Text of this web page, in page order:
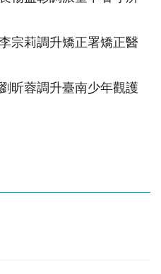
宗莉調升矯正署矯正醫
昕蓉調升臺南少年觀護